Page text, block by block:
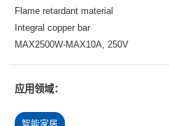
Flame retardant material
Integral copper bar
MAX2500W-MAX10A, 250V
应用领域：
智能家居